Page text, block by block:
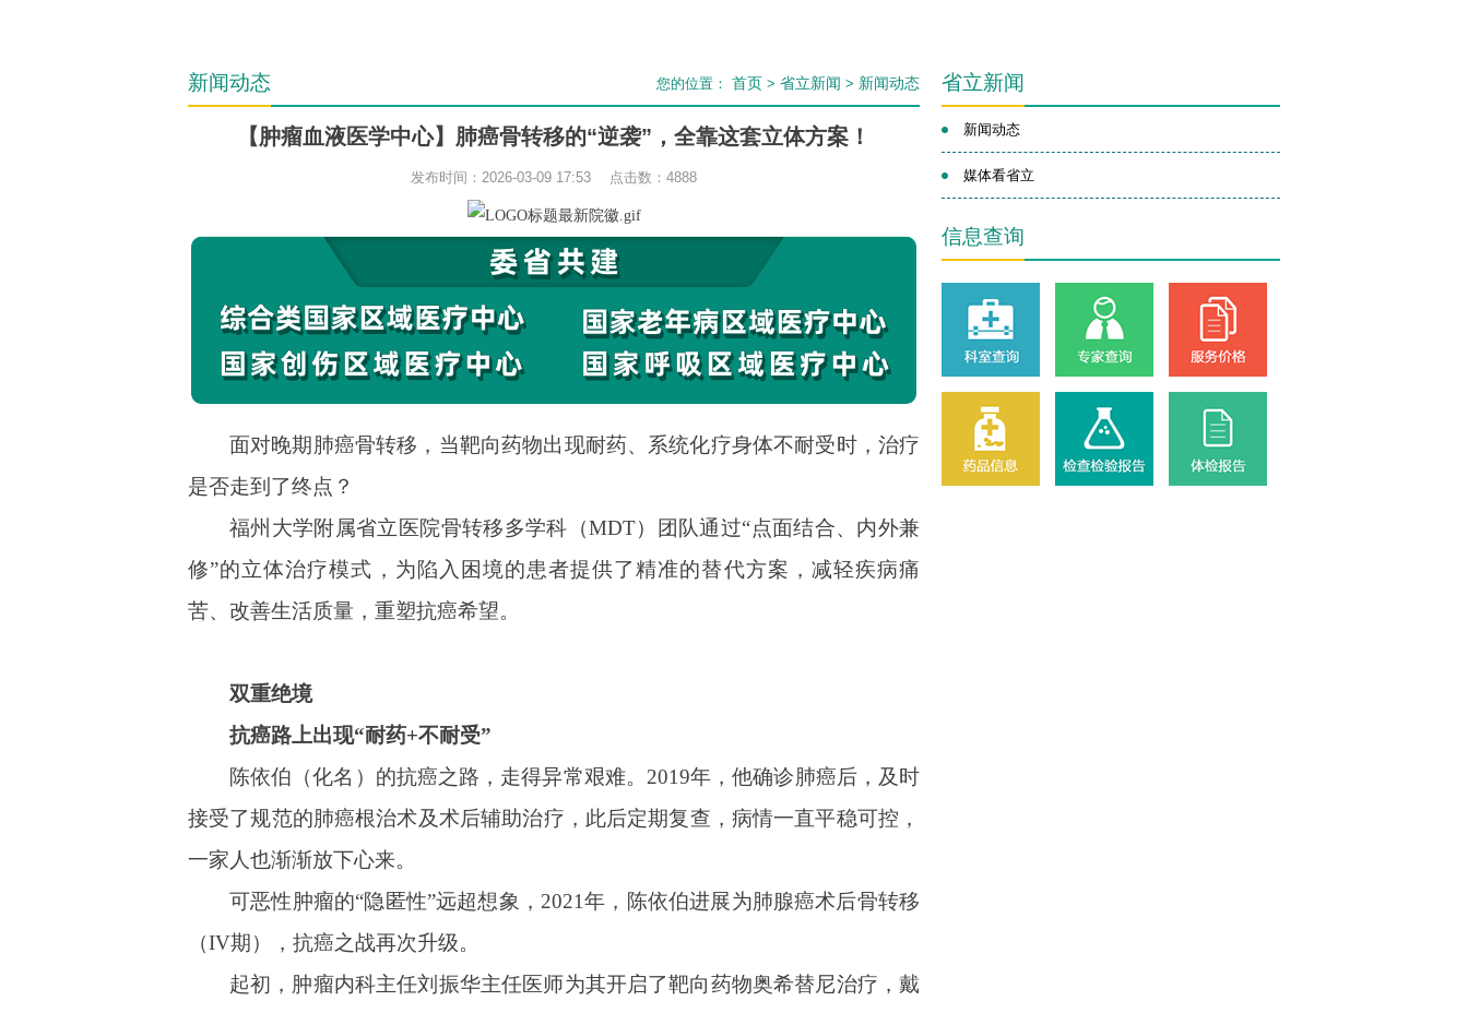
新闻动态 您的位置： 首页 > 省立新闻 > 新闻动态
【肿瘤血液医学中心】肺癌骨转移的“逆袭”，全靠这套立体方案！
发布时间：2026-03-09 17:53 点击数： 4888
面对晚期肺癌骨转移，当靶向药物出现耐药、系统化疗身体不耐受时，治疗
是否走到了终点？
福州大学附属省立医院骨转移多学科（MDT）团队通过“点面结合、内外兼
修”的立体治疗模式，为陷入困境的患者提供了精准的替代方案，减轻疾病痛
苦、改善生活质量，重塑抗癌希望。
双重绝境
抗癌路上出现“耐药+不耐受”
陈依伯（化名）的抗癌之路，走得异常艰难。2019年，他确诊肺癌后，及时
接受了规范的肺癌根治术及术后辅助治疗，此后定期复查，病情一直平稳可控，
一家人也渐渐放下心来。
可恶性肿瘤的“隐匿性”远超想象，2021年，陈依伯进展为肺腺癌术后骨转移
（IV期），抗癌之战再次升级。
起初，肿瘤内科主任刘振华主任医师为其开启了靶向药物奥希替尼治疗，戴
省立新闻
新闻动态
媒体看省立
信息查询